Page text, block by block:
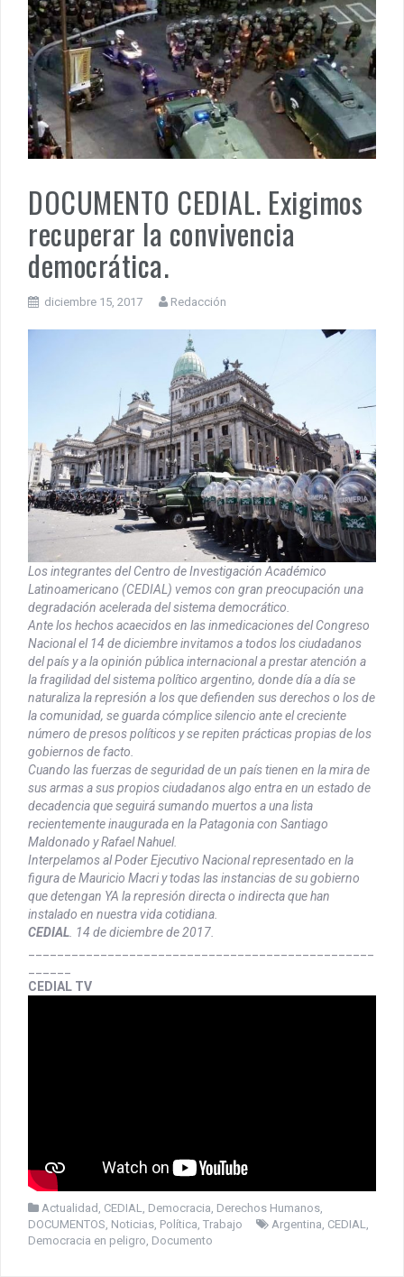
PENSAR UNA SEÑAL | Se echan los dados éticos de la
sustentibilidad. | 6 DE AGOSTO: SOBERANIA TERRITORIAL,
ECONOMICA Y POLITICA
DOCUMENTO CEDIAL | Repudiamos las declaraciones ofensivas
Milei contra la República Federativa del Brasil.
DOCUMENTO CEDIAL. Exigimos
recuperar la convivencia
democrática.
diciembre 15, 2017 Redacción
Los integrantes del Centro de Investigación Académico
Latinoamericano (CEDIAL) vemos con gran preocupación una
degradación acelerada del sistema democrático.
Ante los hechos acaecidos en las inmedicaciones del Congreso
Nacional el 14 de diciembre invitamos a todos los ciudadanos
del país y a la opinión pública internacional a prestar atención a
la fragilidad del sistema político argentino, donde día a día se
naturaliza la represión a los que defienden sus derechos o los de
la comunidad, se guarda cómplice silencio ante el creciente
número de presos políticos y se repiten prácticas propias de los
gobiernos de facto.
Cuando las fuerzas de seguridad de un país tienen en la mira de
sus armas a sus propios ciudadanos algo entra en un estado de
decadencia que seguirá sumando muertos a una lista
recientemente inaugurada en la Patagonia con Santiago
Maldonado y Rafael Nahuel.
Interpelamos al Poder Ejecutivo Nacional representado en la
figura de Mauricio Macri y todas las instancias de su gobierno
que detengan YA la represión directa o indirecta que han
instalado en nuestra vida cotidiana.
CEDIAL . 14 de diciembre de 2017.
CEDIAL TV
Actualidad CEDIAL Democracia Derechos Humanos
DOCUMENTOS Noticias Política Trabajo Argentina CEDIAL
Democracia en peligro Documento